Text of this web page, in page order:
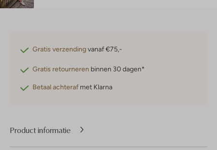
Gratis verzendingvanaf €75,-
Gratis retourneren binnen 30 dagen*
Betaal achteraf met Klarna
Product informatie